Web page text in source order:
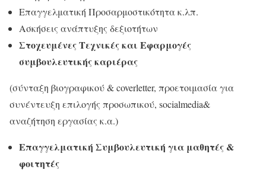
Επαγγελματική Προσαρμοστικότητα κ.λπ.
Ασκήσεις ανάπτυξης δεξιοτήτων
Στοχευμένες Τεχνικές και Εφαρμογές
συμβουλευτικής καριέρας
(σύνταξη βιογραφικού & coverletter, προετοιμασία για
συνέντευξη επιλογής προσωπικού, socialmedia&
αναζήτηση εργασίας κ.α.)
Επαγγελματική Συμβουλευτική για μαθητές &
φοιτητές